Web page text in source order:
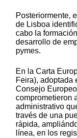
Posteriormente,
de Lisboa
cabo la
desarrollo de
pymes.
En la Carta
Feira), adoptada
Consejo
comprometieron
administrativo
través de una
rápida,
línea, en los